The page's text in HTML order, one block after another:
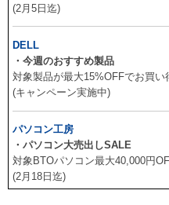
(2月5日迄)
DELL
・今週のおすすめ製品
対象製品が最大15%OFFでお買い
(キャンペーン実施中)
パソコン工房
・パソコン大売出しSALE
対象BTOパソコン最大40,000円
(2月18日迄)